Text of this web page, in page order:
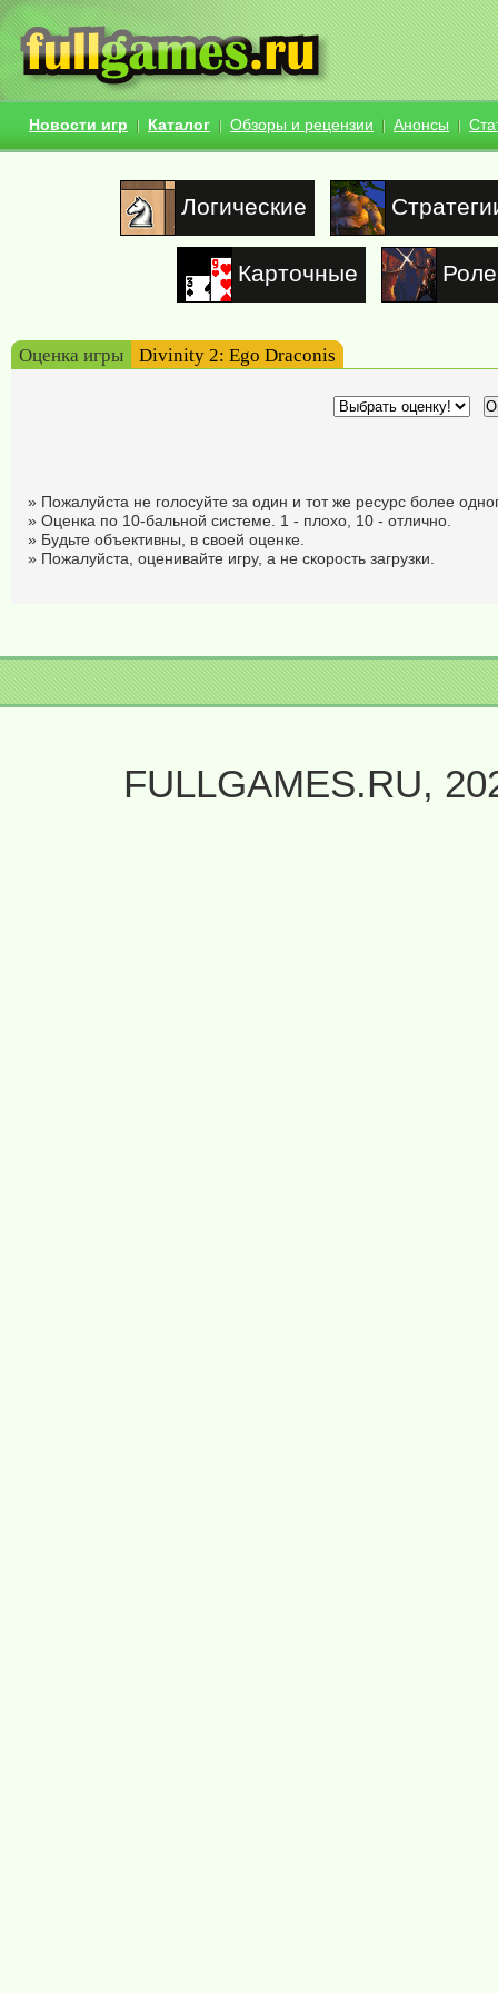
Новости игр Каталог Обзоры и рецензии Анонсы
Логические
Карточные
Оценка игры Divinity 2: Ego Draconis
» Пожалуйста не голосуйте за один и тот же ресурс более
» Оценка по 10-бальной системе. 1 - плохо, 10 - отлично.
» Будьте объективны, в своей оценке.
» Пожалуйста, оценивайте игру, а не скорость загрузки.
FULLGAMES.RU,